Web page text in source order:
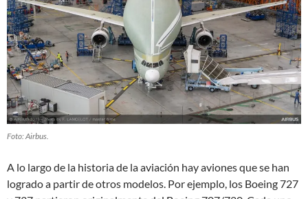
Foto: Airbus.
A lo largo de la historia de la aviación hay aviones que se han
logrado a partir de otros modelos. Por ejemplo, los Boeing 727